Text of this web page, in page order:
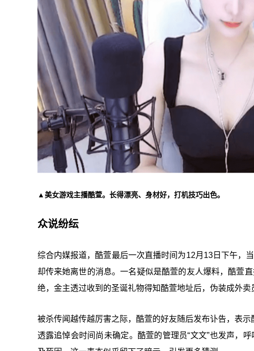
▲美女游戏主播酷萱。长得漂亮、身材好，打机技巧出色。
众说纷纭
综合内媒报道，酷萱最后一次直播时间为12月13日下午，
却传来她离世的消息。一名疑似是酷萱的友人爆料，酷萱
绝，金主透过收到的圣诞礼物得知酷萱地址后，伪装成外卖
被杀传闻越传越厉害之际，酷萱的好友随后发布讣告，表
透露追悼会时间尚未确定。酷萱的管理员“文文”也发声，